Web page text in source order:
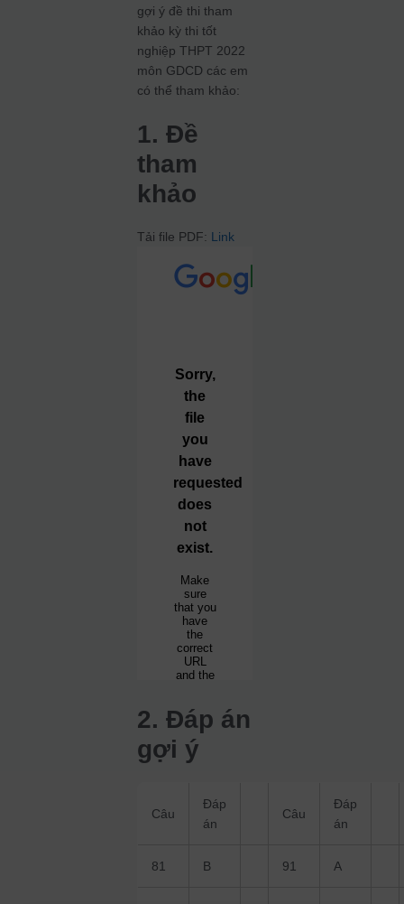
gợi ý đề thi tham
khảo kỳ thi tốt
nghiệp THPT 2022
môn GDCD các em
có thể tham khảo:
1. Đề
tham
khảo
Tải file PDF: Link
2. Đáp án
gợi ý
Câu
Đáp
án
Câu
Đáp
án
81 B 91 A